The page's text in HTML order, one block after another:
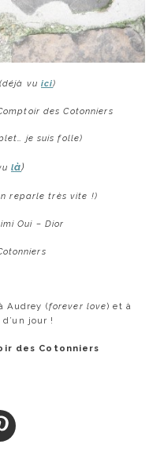
vu ici)
des Cotonniers
je suis folle)
là)
reparle très vite !)
Oui – Dior
Audrey (forever love) et à
jour !
des Cotonniers